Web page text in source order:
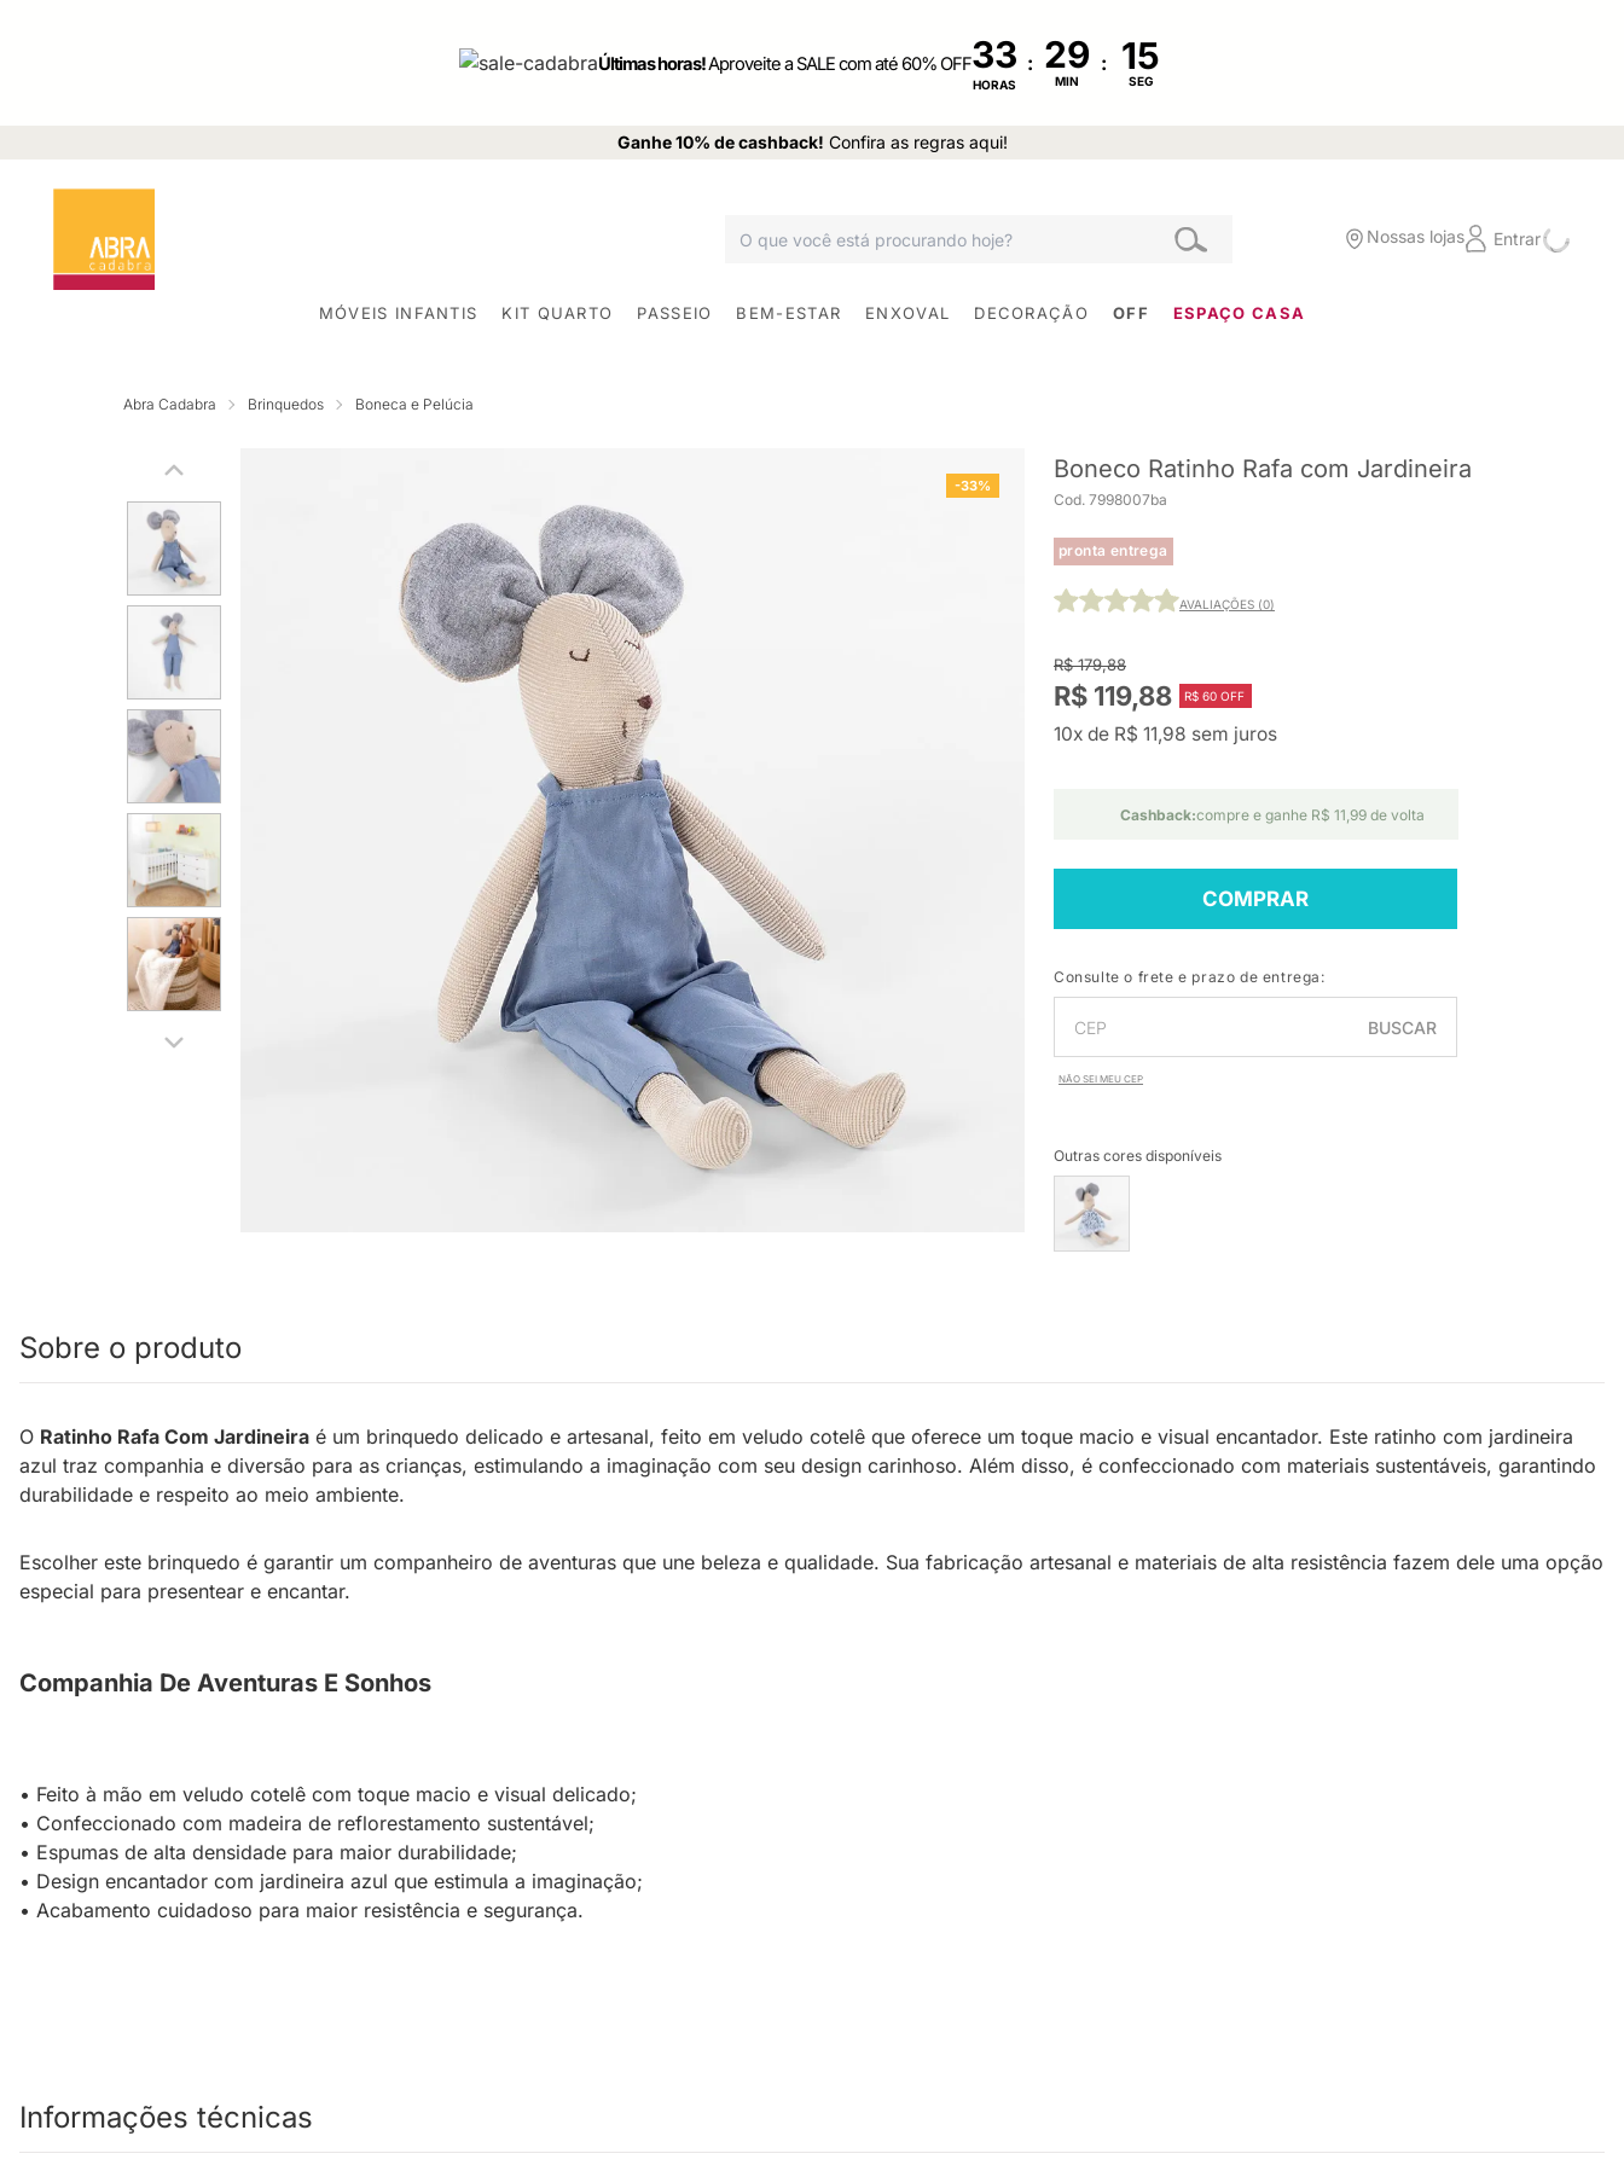
Últimas horas!Aproveite a SALE com até 60% OFF33
HORAS
:
MIN
:
SEG
Ganhe 10% de cashback! Confira as regras aqui!
Nossas lojas Entrar
MÓVEIS INFANTIS KIT QUARTO PASSEIO BEM-ESTAR ENXOVAL DECORAÇÃO OFF ESPAÇO CASA
Abra Cadabra Brinquedos Boneca e Pelúcia
-33%
Boneco Ratinho Rafa com Jardineira
Cod. 7998007ba
pronta entrega
AVALIAÇÕES (0)
R$ 179,88
R$ 119,88 R$ 60 OFF
10x de R$ 11,98 sem juros
Cashback:compre e ganhe R$ 11,99 de volta
COMPRAR
Consulte o frete e prazo de entrega:
BUSCAR
NÃO SEI MEU CEP
Outras cores disponíveis
Sobre o produto
O Ratinho Rafa Com Jardineira é um brinquedo delicado e artesanal, feito em veludo cotelê que oferece um toque macio e visual encantador. Este ratinho com jardineira
azul traz companhia e diversão para as crianças, estimulando a imaginação com seu design carinhoso. Além disso, é confeccionado com materiais sustentáveis, garantindo
durabilidade e respeito ao meio ambiente.
Escolher este brinquedo é garantir um companheiro de aventuras que une beleza e qualidade. Sua fabricação artesanal e materiais de alta resistência fazem dele uma opção
especial para presentear e encantar.
Companhia De Aventuras E Sonhos
• Feito à mão em veludo cotelê com toque macio e visual delicado;
• Confeccionado com madeira de reflorestamento sustentável;
• Espumas de alta densidade para maior durabilidade;
• Design encantador com jardineira azul que estimula a imaginação;
• Acabamento cuidadoso para maior resistência e segurança.
Informações técnicas